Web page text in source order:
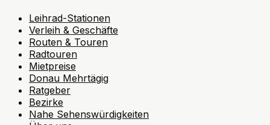
Leihrad-Stationen
Verleih & Geschäfte
Routen & Touren
Radtouren
Mietpreise
Donau Mehrtägig
Ratgeber
Bezirke
Nahe Sehenswürdigkeiten